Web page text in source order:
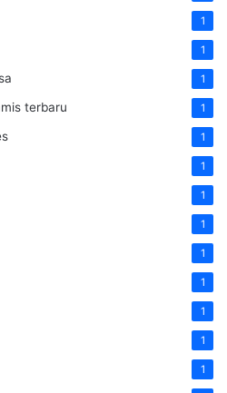
1
1
1
terbaru 1
1
1
1
1
1
1
1
1
1